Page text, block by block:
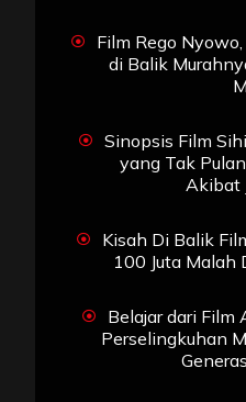
Film Rego
di Balik
Sinopsis Film
yang Tak
Akibat
Kisah Di Balik
100 Juta Malah
Belajar dari Film
Perselingkuhan